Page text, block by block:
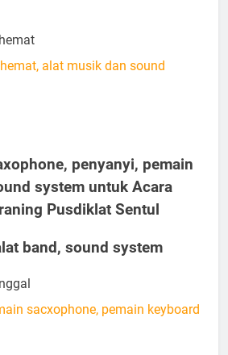
alat musik dan sound
penyanyi, pemain
system untuk Acara
Pusdiklat Sentul
band, sound system
sacxophone, pemain keyboard